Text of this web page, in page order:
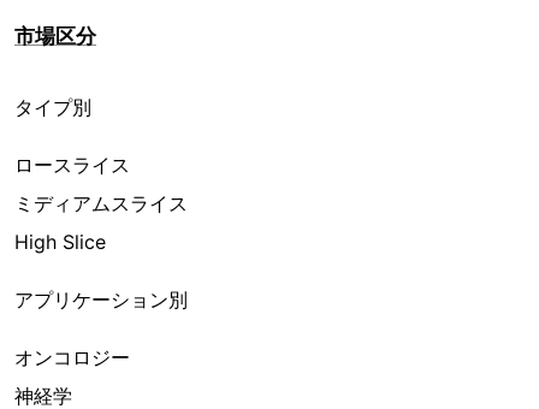
市場区分
タイプ別
ロースライス
ミディアムスライス
High Slice
アプリケーション別
オンコロジー
神経学